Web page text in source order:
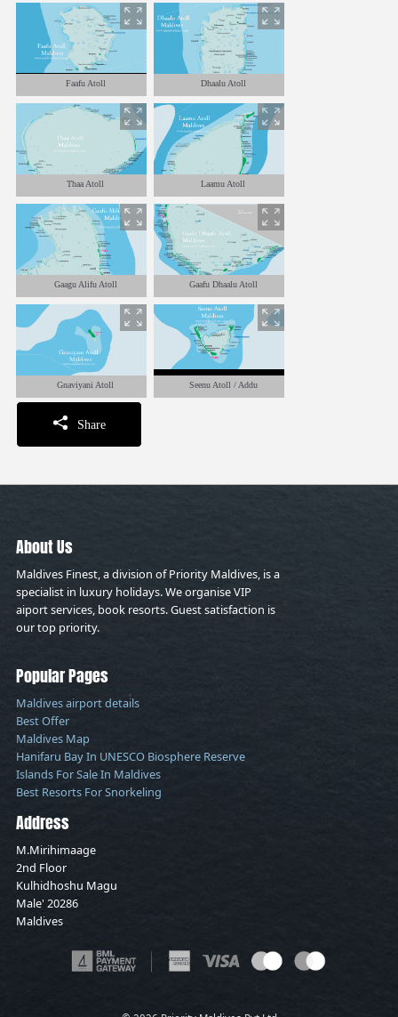
Faafu Atoll Dhaalu Atoll
Thaa Atoll Laamu Atoll
Gaagu Alifu Atoll Gaafu Dhaalu Atoll
Gnaviyani Atoll Seenu Atoll / Addu
Share
About Us
Maldives Finest, a division of Priority Maldives, is a
specialist in luxury holidays. We organise VIP
aiport services, book resorts. Guest satisfaction is
our top priority.
Popular Pages
Maldives airport details
Best Offer
Maldives Map
Hanifaru Bay In UNESCO Biosphere Reserve
Islands For Sale In Maldives
Best Resorts For Snorkeling
Address
M.Mirihimaage
2nd Floor
Kulhidhoshu Magu
Male' 20286
Maldives